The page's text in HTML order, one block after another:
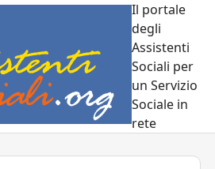
Il portale
degli
Assistenti
Sociali per
un Servizio
Sociale in
rete